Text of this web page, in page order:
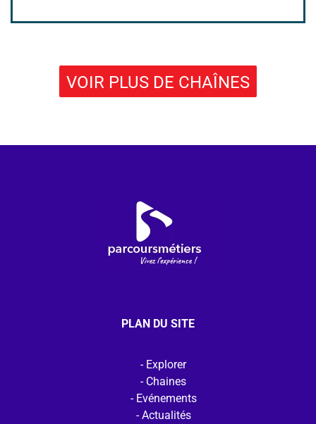
VOIR PLUS DE CHAÎNES
PLAN DU SITE
Explorer
Chaines
Evénements
Actualités